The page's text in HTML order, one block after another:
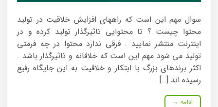
سوال مهم این است که راههای افزایش خلاقیت در تولید
محتوا چیست ؟ تا محتوایی تاثیرگذار تولید کرده و در
اینترنت منتشر نمایید . فرقی ندارد محتوا در چه فرمتی
تولید می شود مهم این است که خلاقانه و تاثیرگذار باشد .
اکثر برندهای بزرگ با ابتکار و خلاقیت به این جایگاه رفیع
رسیده اند […]
ادامه →